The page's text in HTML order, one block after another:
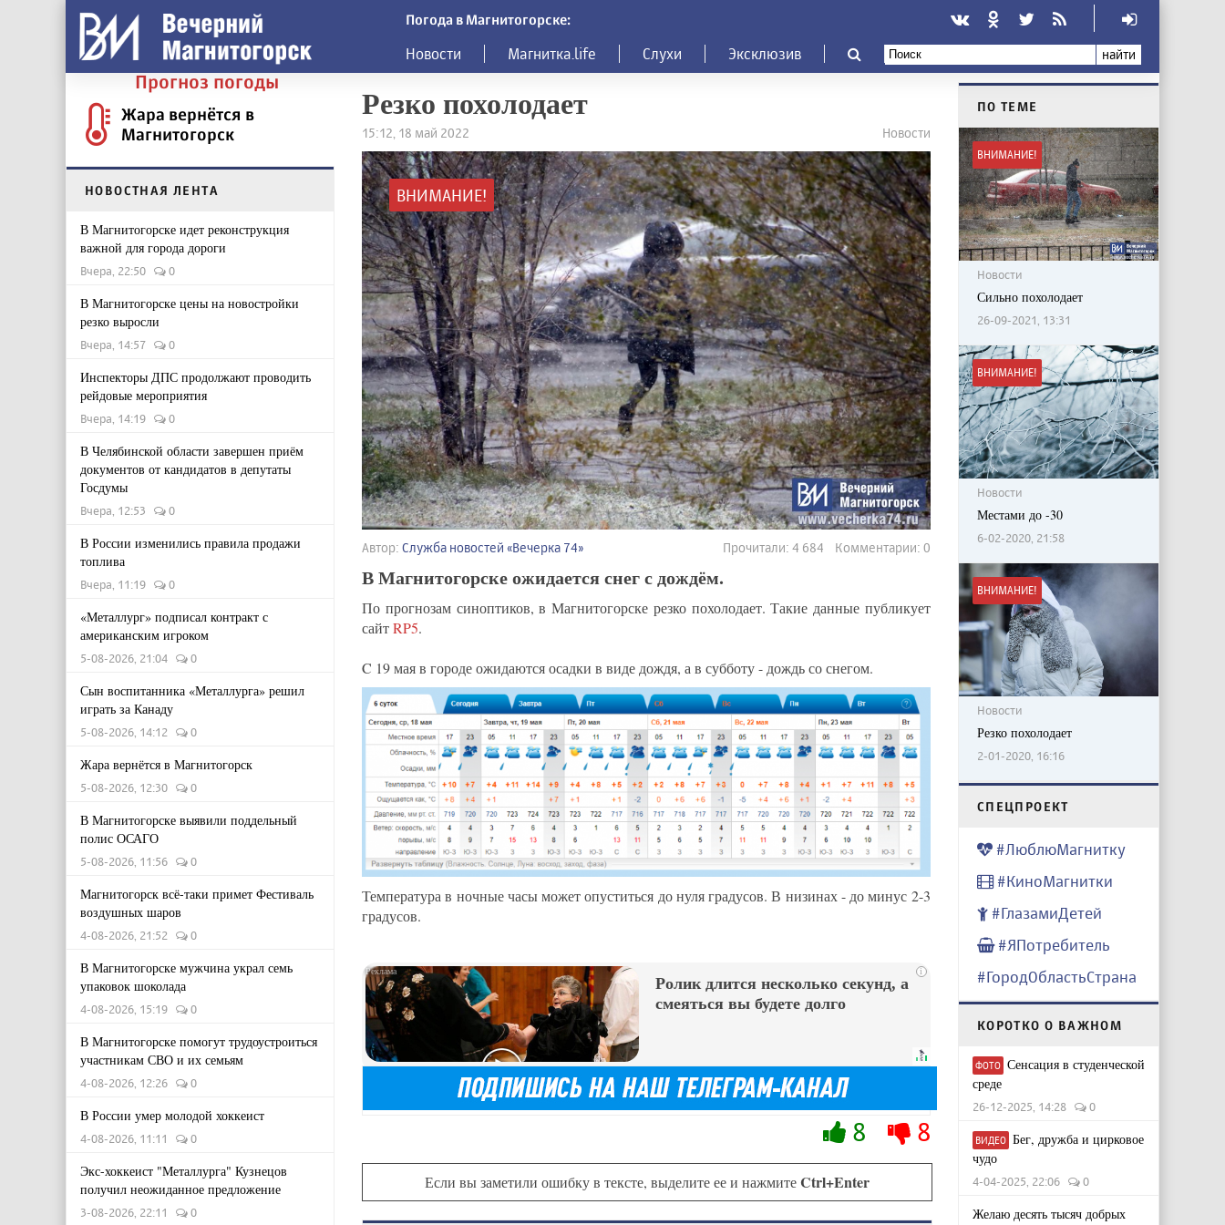
Погода в Магнитогорске:
Новости Магнитка.life Слухи Эксклюзив найти
Прогноз погоды
Жара вернётся в
Магнитогорск
НОВОСТНАЯ ЛЕНТА
В Магнитогорске идет реконструкция
важной для города дороги
Вчера, 22:50 0
В Магнитогорске цены на новостройки
резко выросли
Вчера, 14:57 0
Инспекторы ДПС продолжают проводить
рейдовые мероприятия
Вчера, 14:19 0
В Челябинской области завершен приём
документов от кандидатов в депутаты
Госдумы
Вчера, 12:53 0
В России изменились правила продажи
топлива
Вчера, 11:19 0
«Металлург» подписал контракт с
американским игроком
5-08-2026, 21:04 0
Сын воспитанника «Металлурга» решил
играть за Канаду
5-08-2026, 14:12 0
Жара вернётся в Магнитогорск
5-08-2026, 12:30 0
В Магнитогорске выявили поддельный
полис ОСАГО
5-08-2026, 11:56 0
Магнитогорск всё-таки примет Фестиваль
воздушных шаров
4-08-2026, 21:52 0
В Магнитогорске мужчина украл семь
упаковок шоколада
4-08-2026, 15:19 0
В Магнитогорске помогут трудоустроиться
участникам СВО и их семьям
4-08-2026, 12:26 0
В России умер молодой хоккеист
4-08-2026, 11:11 0
Экс-хоккеист "Металлурга" Кузнецов
получил неожиданное предложение
3-08-2026, 22:11 0
Резко похолодает
15:12, 18 май 2022 Новости
ВНИМАНИЕ!
Автор: Служба новостей «Вечерка 74» Прочитали: 4 684 Комментарии: 0
В Магнитогорске ожидается снег с дождём.
По прогнозам синоптиков, в Магнитогорске резко похолодает. Такие данные публикует
сайтRP5.
C 19 мая в городе ожидаются осадки в виде дождя, а в субботу - дождь со снегом.
Температура в ночные часы может опуститься до нуля градусов. В низинах - до минус 2-3
градусов.
i
Ролик длится несколько секунд, а
смеяться вы будете долго
8 8
Если вы заметили ошибку в тексте, выделите ее и нажмитеCtrl+Enter
ПО ТЕМЕ
ВНИМАНИЕ!
Новости
Сильно похолодает
26-09-2021, 13:31
ВНИМАНИЕ!
Новости
Местами до -30
6-02-2020, 21:58
ВНИМАНИЕ!
Новости
Резко похолодает
2-01-2020, 16:16
CПЕЦПРОЕКТ
#ЛюблюМагнитку
#КиноМагнитки
#ГлазамиДетей
#ЯПотребитель
#ГородОбластьСтрана
КОРОТКО О ВАЖНОМ
ФОТО Сенсация в студенческой
среде
26-12-2025, 14:28 0
ВИДЕО Бег, дружба и цирковое
чудо
4-04-2025, 22:06 0
Желаю десять тысяч добрых